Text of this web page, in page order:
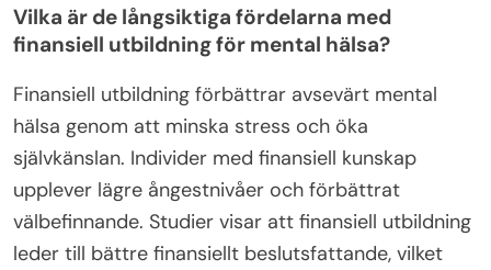
Vilka är de långsiktiga fördelarna med
finansiell utbildning för mental hälsa?
Finansiell utbildning förbättrar avsevärt mental
hälsa genom att minska stress och öka
självkänslan. Individer med finansiell kunskap
upplever lägre ångestnivåer och förbättrat
välbefinnande. Studier visar att finansiell utbildning
leder till bättre finansiellt beslutsfattande, vilket